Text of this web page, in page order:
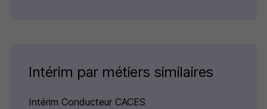
Intérim par métiers similaires
Intérim Conducteur CACES